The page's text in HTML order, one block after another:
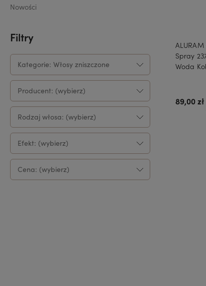
Nowości
Filtry
Kategorie: Włosy zniszczone
Producent: (wybierz)
Rodzaj włosa: (wybierz)
Efekt: (wybierz)
Cena: (wybierz)
Spray
Woda
89,00 zł